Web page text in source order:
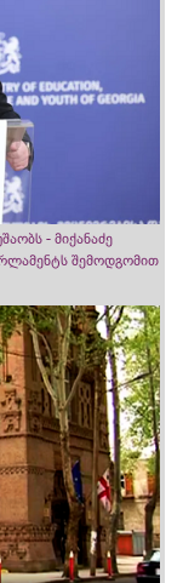
- მიქანაძე
შემოდგომით